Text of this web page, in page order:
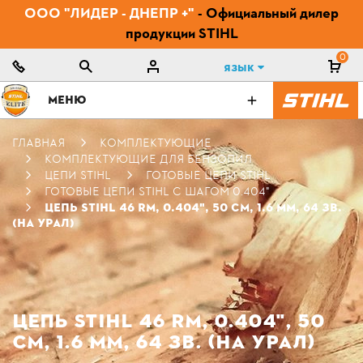
ООО "ЛИДЕР - ДНЕПР +" - Официальный дилер
продукции STIHL
Язык
0
МЕНЮ
ГЛАВНАЯ
КОМПЛЕКТУЮЩИЕ
КОМПЛЕКТУЮЩИЕ ДЛЯ БЕНЗОПИЛ
ЦЕПИ STIHL
ГОТОВЫЕ ЦЕПИ STIHL
ГОТОВЫЕ ЦЕПИ STIHL С ШАГОМ 0.404"
ЦЕПЬ STIHL 46 RM, 0.404", 50 СМ, 1.6 ММ, 64 ЗВ.
(НА УРАЛ)
ЦЕПЬ STIHL 46 RM, 0.404", 50
СМ, 1.6 ММ, 64 ЗВ. (НА УРАЛ)